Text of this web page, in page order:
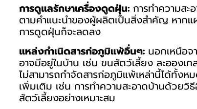
การดูแลรักษาเครื่องดูดฝุ่น: การทำความส
ตามคำแนะนำของผู้ผลิตเป็นสิ่งสำคัญ หาก
การดูดฝุ่นก็จะลดลง
แหล่งกำเนิดสารก่อภูมิแพ้อื่นๆ: นอกเหนือ
อาจมีอยู่ในบ้าน เช่น ขนสัตว์เลี้ยง ละอองเ
ไม่สามารถกำจัดสารก่อภูมิแพ้เหล่านี้ได้ทั้ง
เพิ่มเติม เช่น การทำความสะอาดบ้านด้วยวิ
สัตว์เลี้ยงอย่างเหมาะสม